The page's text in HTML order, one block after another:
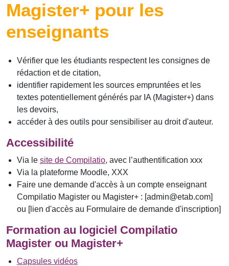
Magister+ pour les
enseignants
Vérifier que les étudiants respectent les consignes de
rédaction et de citation,
identifier rapidement les sources empruntées et les
textes potentiellement générés par IA (Magister+) dans
les devoirs,
accéder à des outils pour sensibiliser au droit d'auteur.
Accessibilité
Via le site de Compilatio, avec l’authentification xxx
Via la plateforme Moodle, XXX
Faire une demande d'accès à un compte enseignant
Compilatio Magister ou Magister+ : [admin@etab.com]
ou [lien d'accès au Formulaire de demande d'inscription]
Formation au logiciel Compilatio
Magister ou Magister+
Capsules vidéos